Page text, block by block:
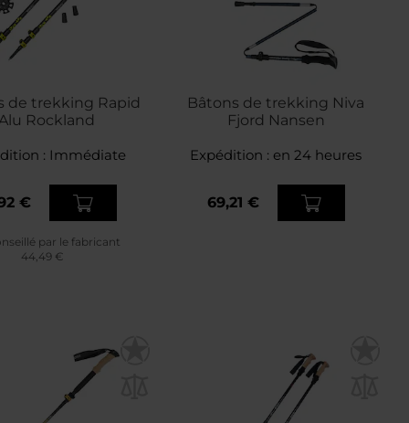
de trekking Rapid
Rockland
: Immédiate
€
par le fabricant
44,49 €
Bâtons de trekking Niva
Fjord Nansen
Expédition : en 24 heures
69,21 €